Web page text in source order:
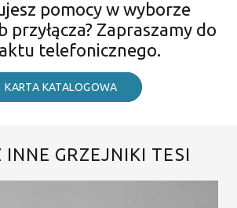
pomocy w wyborze
przyłącza? Zapraszamy do
telefonicznego.
KARTA KATALOGOWA
INNE GRZEJNIKI TESI